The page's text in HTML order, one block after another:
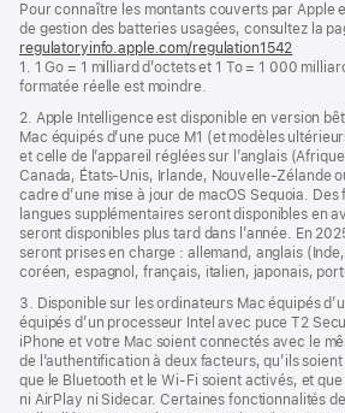
de
page
de
bas
de
page
Pour connaître les montants couverts par Apple
de gestion des batteries usagées, consultez la
regulatoryinfo.apple.com/regulation1542
dans
1. 1 Go = 1 milliard d’octets et 1 To = 1 000
formatée réelle est moindre.
2. Apple Intelligence est disponible en version
Mac équipés d’une puce M1 (et modèles
et celle de l’appareil réglées sur l’anglais
Canada, États‑Unis, Irlande, Nouvelle-Zélande
cadre d’une mise à jour de macOS Sequoia.
langues supplémentaires seront disponibles en
seront disponibles plus tard dans l’année. En
seront prises en charge : allemand, anglais
coréen, espagnol, français, italien, japonais,
3. Disponible sur les ordinateurs Mac équipés
équipés d’un processeur Intel avec puce T2
iPhone et votre Mac soient connectés avec le
de l’authentification à deux facteurs, qu’ils soient
que le Bluetooth et le Wi-Fi soient activés, et
ni AirPlay ni Sidecar. Certaines fonctionnalités